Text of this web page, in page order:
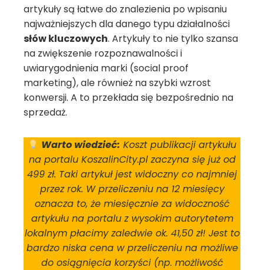
artykuły są łatwe do znalezienia po wpisaniu
najważniejszych dla danego typu działalności
słów kluczowych. Artykuły to nie tylko szansa
na zwiększenie rozpoznawalności i
uwiarygodnienia marki (social proof
marketing), ale również na szybki wzrost
konwersji. A to przekłada się bezpośrednio na
sprzedaż.
Warto wiedzieć: Koszt publikacji artykułu
na portalu KoszalinCity.pl zaczyna się już od
499 zł. Taki artykuł jest widoczny co najmniej
przez rok. W przeliczeniu na 12 miesięcy
oznacza to, że miesięcznie za widoczność
artykułu na portalu z wysokim autorytetem
lokalnym płacimy zaledwie ok. 41,50 zł! Jest to
bardzo niska cena w przeliczeniu na możliwe
do osiągnięcia korzyści (np. możliwość